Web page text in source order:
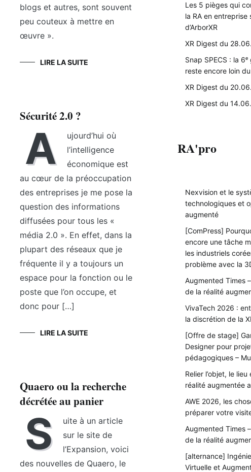
blogs et autres, sont souvent
peu couteux à mettre en
œuvre ».
LIRE LA SUITE
Sécurité 2.0 ?
A
ujourd’hui où
l’intelligence
économique est
au cœur de la préoccupation
des entreprises je me pose la
question des informations
diffusées pour tous les «
média 2.0 ». En effet, dans la
plupart des réseaux que je
fréquente il y a toujours un
espace pour la fonction ou le
poste que l’on occupe, et
donc pour […]
LIRE LA SUITE
Quaero ou la recherche
décrétée au panier
S
uite à un article
sur le site de
l’Expansion, voici
des nouvelles de Quaero, le
Les 5 pièges qui
la RA en entreprise
d’ArborXR
XR Digest du
Snap SPECS : la
reste encore loin
XR Digest du
XR Digest du
RA'pro
Nexvision et le
technologiques et
augmenté
[ComPress]
encore une tâche
les industriels
problème avec la
Augmented Times
de la réalité
VivaTech 2026 :
la discrétion de la
[Offre de stage]
Designer pour
pédagogiques –
Relier l’objet, le
réalité augmentée
AWE 2026, les
préparer votre
Augmented Times
de la réalité
[alternance]
Virtuelle et